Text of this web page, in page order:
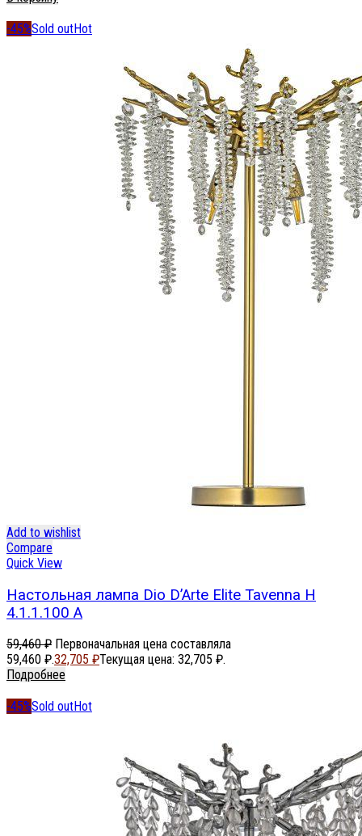
-45%Sold outHot
Add to wishlist
Compare
Quick View
Настольная лампа Dio D’Arte Elite Tavenna H
4.1.1.100 A
59,460₽ Первоначальная цена составляла
59,460 ₽.32,705 ₽Текущая цена: 32,705 ₽.
Подробнее
-45%Sold outHot